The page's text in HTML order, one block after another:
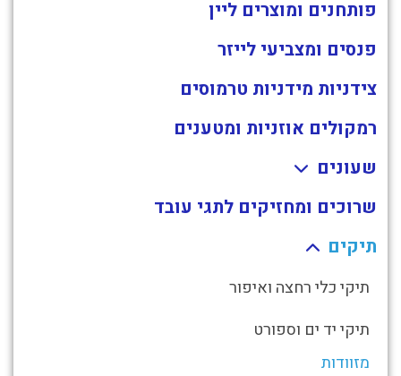
פותחנים ומוצרים ליין
פנסים ומצביעי לייזר
צידניות מידניות טרמוסים
רמקולים אוזניות ומטענים
שעונים
שרוכים ומחזיקים לתגי עובד
תיקים
תיקי כלי רחצה ואיפור
תיקי יד ים וספורט
מזוודות